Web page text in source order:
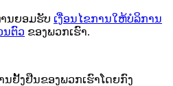
ນຍອມຮັບ ເງື່ອນໄຂການໃຫ້ບໍລິການ
ນຕົວ ຂອງພວກເຮົາ.
ນຢັ້ງຢືນຂອງພວກເຮົາໂດຍກົງ